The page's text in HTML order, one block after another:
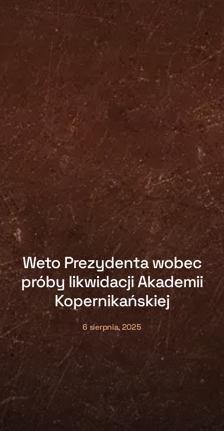
Weto Prezydenta wobec
próby likwidacji Akademii
Kopernikańskiej
6 sierpnia, 2025